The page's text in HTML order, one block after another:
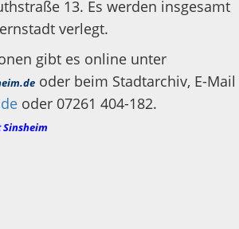
13. Es werden insgesamt
verlegt.
gibt es online unter
oder beim Stadtarchiv, E-Mail
oder 07261 404-182.